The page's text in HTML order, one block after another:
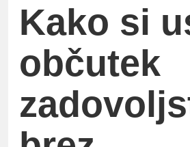
Kako si
občutek